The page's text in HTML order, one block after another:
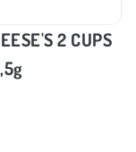
2 CUPS